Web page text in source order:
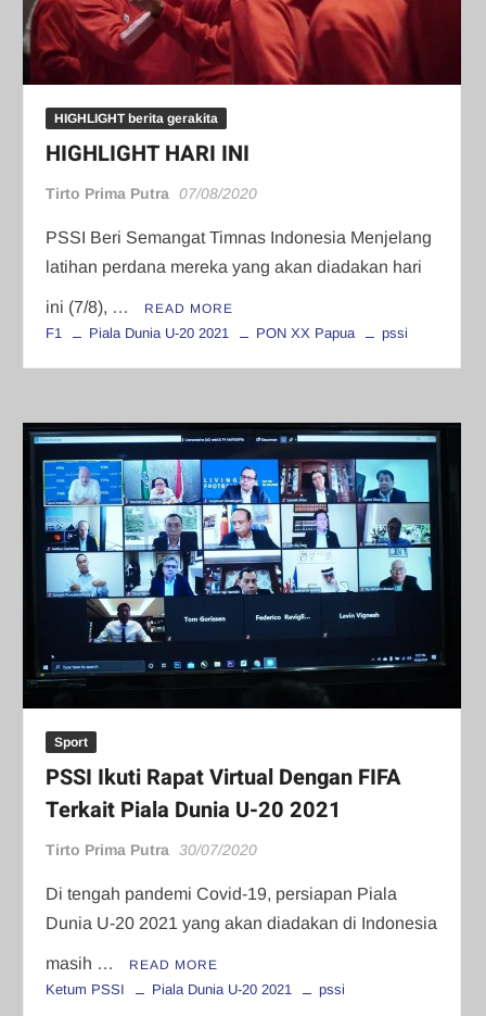
HIGHLIGHT berita gerakita
HIGHLIGHT HARI INI
Tirto Prima Putra 07/08/2020
PSSI Beri Semangat Timnas Indonesia Menjelang
latihan perdana mereka yang akan diadakan hari
ini (7/8), … READ MORE
F1 Piala Dunia U-20 2021 PON XX Papua pssi
Sport
PSSI Ikuti Rapat Virtual Dengan FIFA
Terkait Piala Dunia U-20 2021
Tirto Prima Putra 30/07/2020
Di tengah pandemi Covid-19, persiapan Piala
Dunia U-20 2021 yang akan diadakan di Indonesia
masih … READ MORE
Ketum PSSI Piala Dunia U-20 2021 pssi